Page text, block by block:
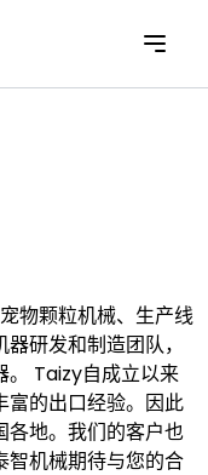
物颗粒机械、生产线
研发和制造团队，
。 Taizy自成立以来
富的出口经验。因此
各地。我们的客户也
智机械期待与您的合